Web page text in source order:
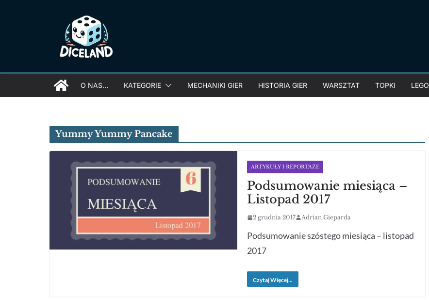
O NAS… KATEGORIE MECHANIKI GIER HISTORIA GIER WARSZTAT TOPKI LEGO
Yummy Yummy Pancake
ARTYKUŁY I REPORTAŻE
Podsumowanie miesiąca –
Listopad 2017
2 grudnia 2017 Adrian Gieparda
Podsumowanie szóstego miesiąca – listopad
2017
Czytaj Więcej...